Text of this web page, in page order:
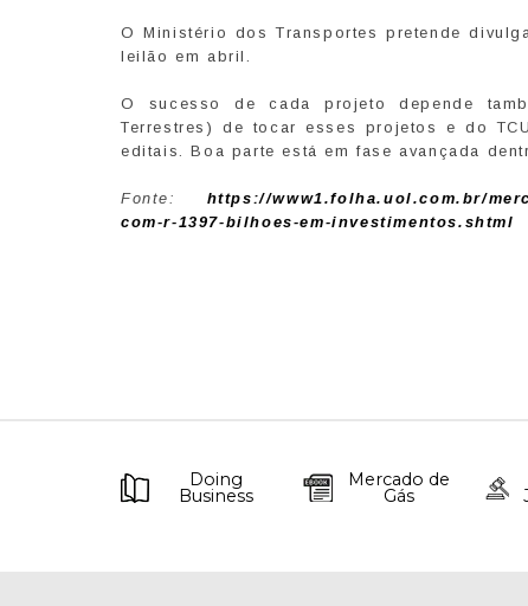
O Ministério dos Transportes pretende
leilão em abril.
O sucesso de cada projeto depende
Terrestres) de tocar esses projetos e do
editais. Boa parte está em fase avançada
Fonte: https://www1.folha.uol.com.br/
com-r-1397-bilhoes-em-investimentos.shtml
Doing
Business
Mercado de
Gás